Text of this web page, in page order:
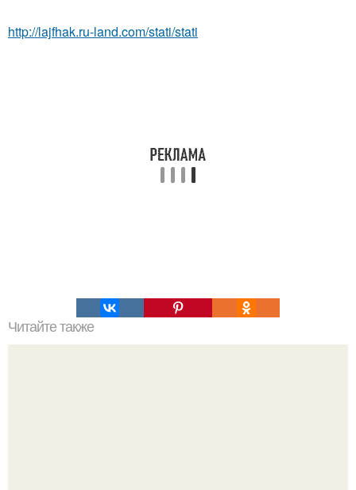
http://lajfhak.ru-land.com/stati/stati
Читайте также